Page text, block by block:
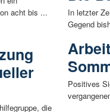
acht bis ...
die
In letzter
Gegend
Positives